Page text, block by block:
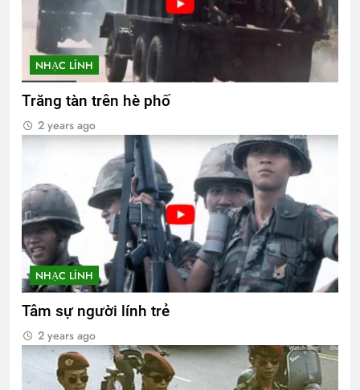
NHẠC LÍNH
Trăng tàn trên hè phố
2 years ago
NHẠC LÍNH
Tâm sự người lính trẻ
2 years ago